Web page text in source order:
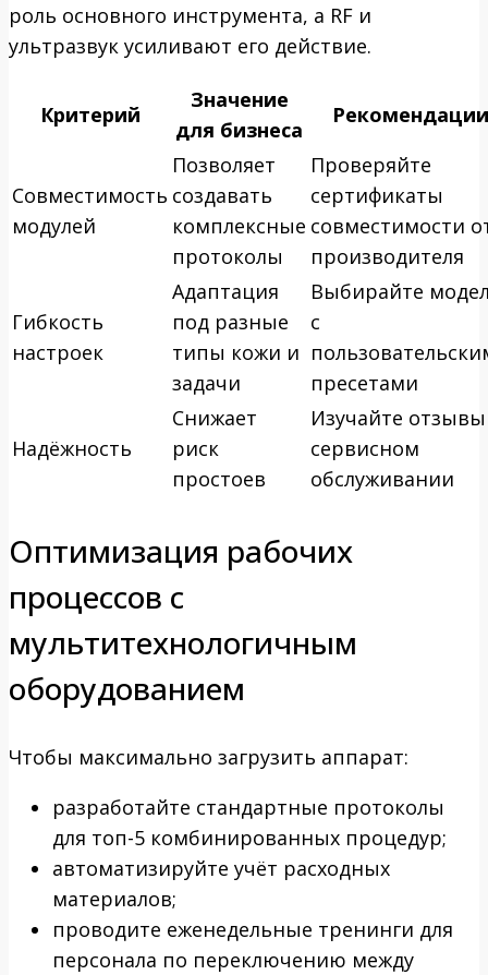
роль основного инструмента, а RF и
ультразвук усиливают его действие.
Критерий
Значение
для бизнеса
Рекомендации
Совместимость
модулей
Позволяет
создавать
комплексные
протоколы
Проверяйте
сертификаты
совместимости
производителя
Гибкость
настроек
Адаптация
под разные
типы кожи и
задачи
Выбирайте
с
пресетами
Надёжность
Снижает
риск
простоев
Изучайте
сервисном
обслуживании
Оптимизация рабочих
процессов с
мультитехнологичным
оборудованием
Чтобы максимально загрузить аппарат:
разработайте стандартные протоколы
для топ-5 комбинированных процедур;
автоматизируйте учёт расходных
материалов;
проводите еженедельные тренинги для
персонала по переключению между